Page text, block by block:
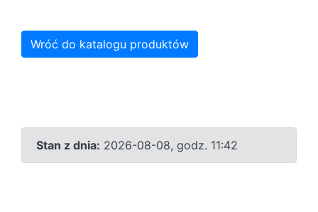
Wróć do katalogu produktów
Stan z dnia: 2026-08-08, godz. 11:42